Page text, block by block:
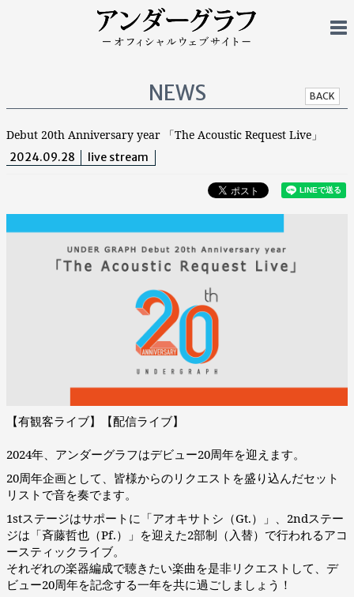
NEWS BACK
Debut 20th Anniversary year 「The Acoustic Request Live」
2024.09.28 live stream
【有観客ライブ】【配信ライブ】
2024年、アンダーグラフはデビュー20周年を迎えます。
20周年企画として、皆様からのリクエストを盛り込んだセット
リストで音を奏でます。
1stステージはサポートに「アオキサトシ（Gt.）」、2ndステー
ジは「斉藤哲也（Pf.）」を迎えた2部制（入替）で行われるアコ
ースティックライブ。
それぞれの楽器編成で聴きたい楽曲を是非リクエストして、デ
ビュー20周年を記念する一年を共に過ごしましょう！